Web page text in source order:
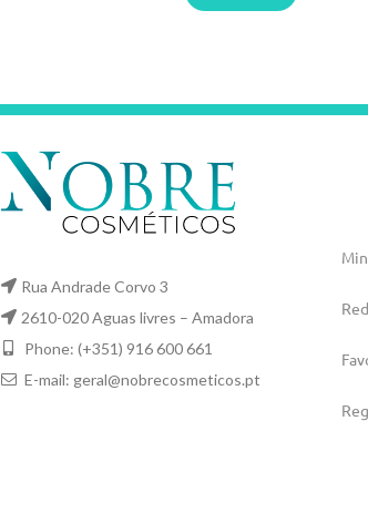
Rua Andrade Corvo 3
2610-020 Aguas livres – Amadora
Phone: (+351) 916 600 661
E-mail: geral@nobrecosmeticos.pt